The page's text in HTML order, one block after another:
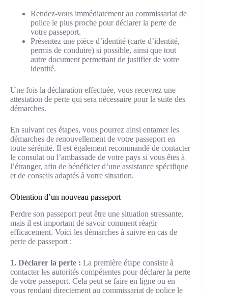
Rendez-vous immédiatement au commissariat de
police le plus proche pour déclarer la perte de
votre passeport.
Présentez une pièce d’identité (carte d’identité,
permis de conduire) si possible, ainsi que tout
autre document permettant de justifier de votre
identité.
Une fois la déclaration effectuée, vous recevrez une
attestation de perte qui sera nécessaire pour la suite des
démarches.
En suivant ces étapes, vous pourrez ainsi entamer les
démarches de renouvellement de votre passeport en
toute sérénité. Il est également recommandé de contacter
le consulat ou l’ambassade de votre pays si vous êtes à
l’étranger, afin de bénéficier d’une assistance spécifique
et de conseils adaptés à votre situation.
Obtention d’un nouveau passeport
Perdre son passeport peut être une situation stressante,
mais il est important de savoir comment réagir
efficacement. Voici les démarches à suivre en cas de
perte de passeport :
1. Déclarer la perte : La première étape consiste à
contacter les autorités compétentes pour déclarer la perte
de votre passeport. Cela peut se faire en ligne ou en
vous rendant directement au commissariat de police le